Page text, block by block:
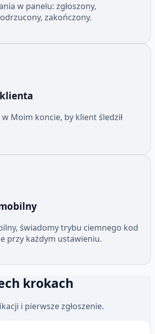
w panelu: zgłoszony,
zakończony.
Moim koncie, by klient śledził
świadomy trybu ciemnego kod
przy każdym ustawieniu.
krokach
i pierwsze zgłoszenie.